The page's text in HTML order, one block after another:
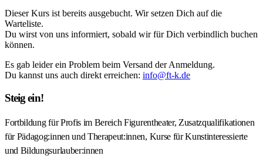
Dieser Kurs ist bereits ausgebucht. Wir setzen Dich auf die
Warteliste.
Du wirst von uns informiert, sobald wir für Dich verbindlich buchen
können.
Es gab leider ein Problem beim Versand der Anmeldung.
Du kannst uns auch direkt erreichen: info@ft-k.de
Steig ein!
Fortbildung für Profis im Bereich Figurentheater, Zusatzqualifikationen
für Pädagog:innen und Therapeut:innen, Kurse für Kunstinteressierte
und Bildungsurlauber:innen